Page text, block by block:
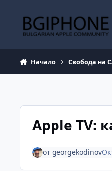
Начало Свобода на
Apple TV:
от georgekodinov